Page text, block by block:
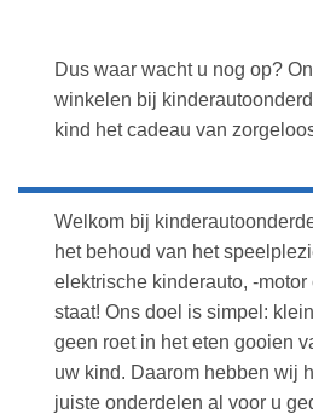
Dus waar wacht u nog op?
winkelen bij
kind het cadeau van
Welkom bij
het behoud van het
elektrische kinderauto, -motor
staat! Ons doel is simpel:
geen roet in het eten gooien
uw kind. Daarom hebben wij
juiste onderdelen al voor u